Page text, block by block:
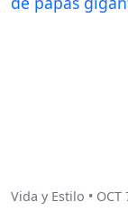
Vida y Estilo • OCT